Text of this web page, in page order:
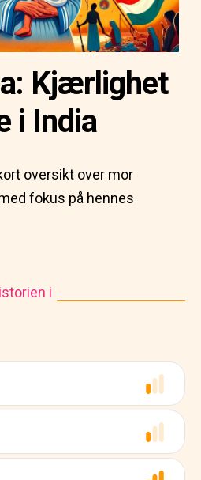
Kjærlighet
i India
oversikt over mor
fokus på hennes
i